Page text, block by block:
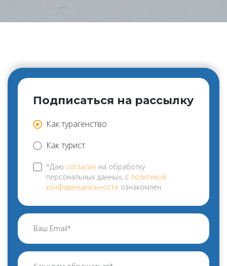
Подписаться на рассылку
Как турагенство
Как турист
*Даю согласие на обработку
персональных данных, с политикой
конфиденциальности ознакомлен